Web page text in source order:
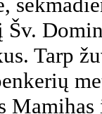
Šv.
Tarp